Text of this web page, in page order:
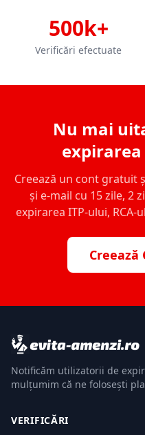
500k+
Verificări efectuate
Nu mai
Creează un cont gratuit
și e-mail cu 15 zile, 2
expirarea ITP-ului, RCA-
Notificăm utilizatorii de
mulțumim că ne folosești
VERIFICĂRI